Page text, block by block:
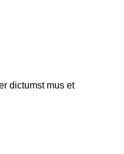
dictumst mus et